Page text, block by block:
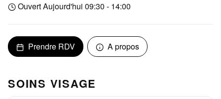
Ouvert Aujourd'hui 09:30 - 14:00
Prendre RDV A propos
SOINS VISAGE